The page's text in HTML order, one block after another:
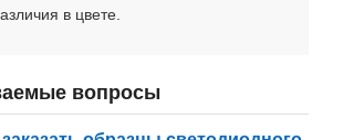
в цвете.
вопросы